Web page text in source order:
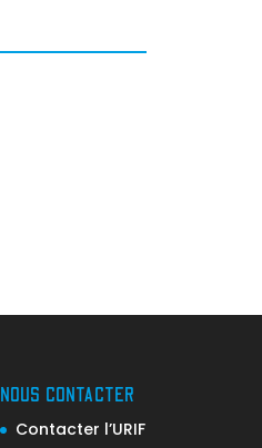
NOUS CONTACTER
Contacter l’URIF